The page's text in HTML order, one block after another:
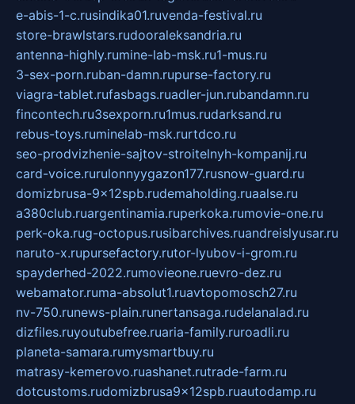
e-abis-1-c.rusindika01.ruvenda-festival.ru
store-brawlstars.rudooraleksandria.ru
antenna-highly.rumine-lab-msk.ru1-mus.ru
3-sex-porn.ruban-damn.rupurse-factory.ru
viagra-tablet.rufasbags.ruadler-jun.rubandamn.ru
fincontech.ru3sexporn.ru1mus.rudarksand.ru
rebus-toys.ruminelab-msk.rurtdco.ru
seo-prodvizhenie-sajtov-stroitelnyh-kompanij.ru
card-voice.rurulonnyygazon177.rusnow-guard.ru
domizbrusa-9x12spb.rudemaholding.ruaalse.ru
a380club.ruargentinamia.ruperkoka.rumovie-one.ru
perk-oka.rug-octopus.rusibarchives.ruandreislyusar.ru
naruto-x.rupursefactory.rutor-lyubov-i-grom.ru
spayderhed-2022.rumovieone.ruevro-dez.ru
webamator.ruma-absolut1.ruavtopomosch27.ru
nv-750.runews-plain.runertansaga.rudelanalad.ru
dizfiles.ruyoutubefree.ruaria-family.ruroadli.ru
planeta-samara.rumysmartbuy.ru
matrasy-kemerovo.ruashanet.rutrade-farm.ru
dotcustoms.rudomizbrusa9x12spb.ruautodamp.ru